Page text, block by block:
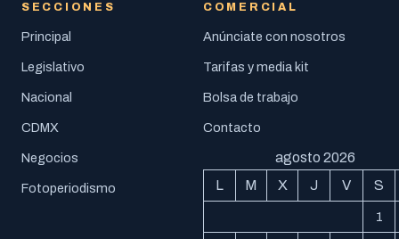
SECCIONES
Principal
Legislativo
Nacional
CDMX
Negocios
Fotoperiodismo
COMERCIAL
Anúnciate con nosotros
Tarifas y media kit
Bolsa de trabajo
Contacto
agosto 2026
L
M X J V S
1